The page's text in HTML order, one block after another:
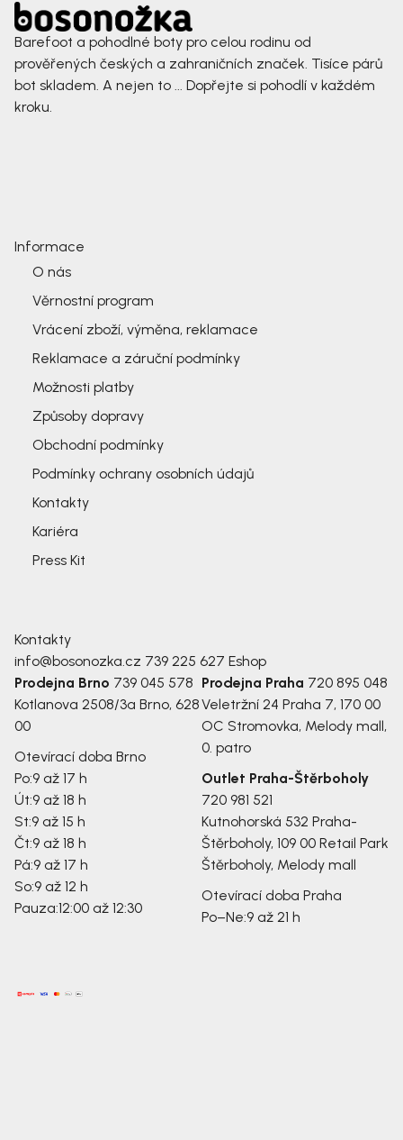
Barefoot a pohodlné boty pro celou rodinu od
prověřených českých a zahraničních značek. Tisíce párů
bot skladem. A nejen to ... Dopřejte si pohodlí v každém
kroku.
Informace
O nás
Věrnostní program
Vrácení zboží, výměna, reklamace
Reklamace a záruční podmínky
Možnosti platby
Způsoby dopravy
Obchodní podmínky
Podmínky ochrany osobních údajů
Kontakty
Kariéra
Press Kit
Kontakty
info@bosonozka.cz 739 225 627 Eshop
Prodejna Brno 739 045 578
Kotlanova 2508/3a Brno, 628
00
Otevírací doba Brno
Po:9 až 17 h
Út:9 až 18 h
St:9 až 15 h
Čt:9 až 18 h
Pá:9 až 17 h
So:9 až 12 h
Pauza:12:00 až 12:30
Prodejna Praha 720 895 048
Veletržní 24 Praha 7, 170 00
OC Stromovka, Melody mall,
0. patro
Outlet Praha-Štěrboholy
720 981 521
Kutnohorská 532 Praha-
Štěrboholy, 109 00 Retail Park
Štěrboholy, Melody mall
Otevírací doba Praha
Po–Ne:9 až 21 h